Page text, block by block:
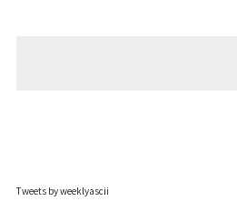
Tweets by weeklyascii